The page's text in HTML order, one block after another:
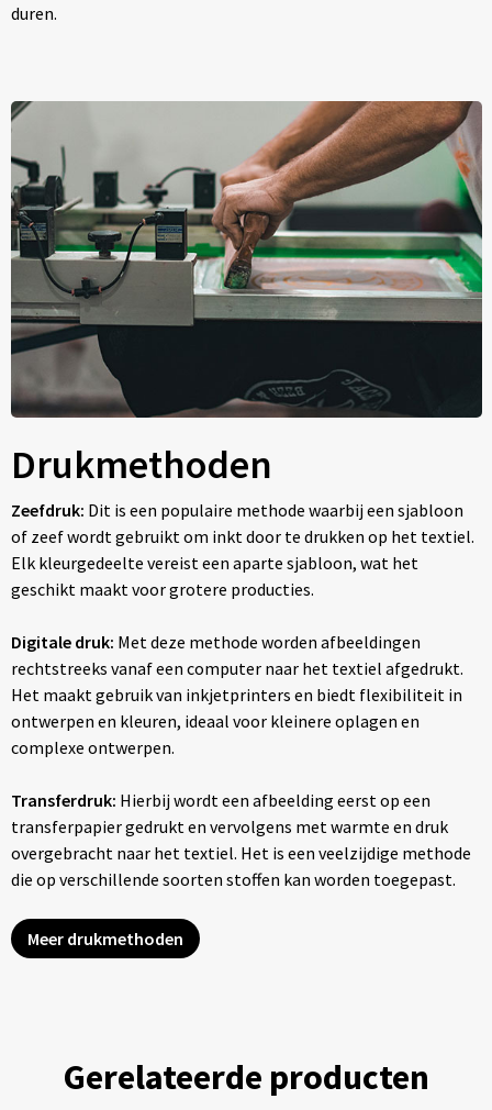
duren.
Drukmethoden
Zeefdruk: Dit is een populaire methode waarbij een sjabloon
of zeef wordt gebruikt om inkt door te drukken op het textiel.
Elk kleurgedeelte vereist een aparte sjabloon, wat het
geschikt maakt voor grotere producties.
Digitale druk: Met deze methode worden afbeeldingen
rechtstreeks vanaf een computer naar het textiel afgedrukt.
Het maakt gebruik van inkjetprinters en biedt flexibiliteit in
ontwerpen en kleuren, ideaal voor kleinere oplagen en
complexe ontwerpen.
Transferdruk: Hierbij wordt een afbeelding eerst op een
transferpapier gedrukt en vervolgens met warmte en druk
overgebracht naar het textiel. Het is een veelzijdige methode
die op verschillende soorten stoffen kan worden toegepast.
Meer drukmethoden
Gerelateerde producten